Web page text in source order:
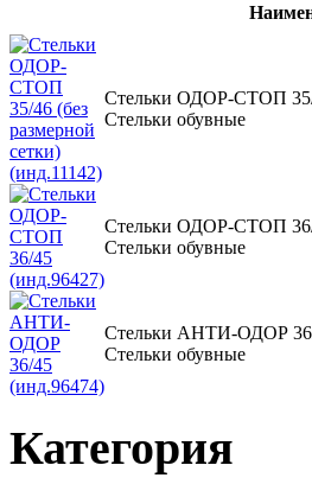
Стельки ОДОР-СТОП 35/
Стельки обувные
Стельки ОДОР-СТОП 36/
Стельки обувные
Стельки АНТИ-ОДОР
Стельки обувные
Категория